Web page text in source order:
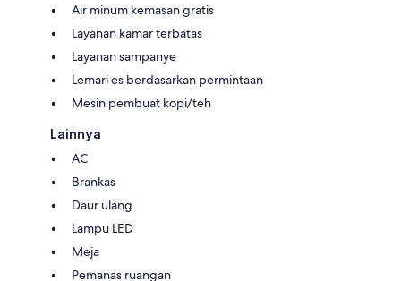
Air minum kemasan gratis
Layanan kamar terbatas
Layanan sampanye
Lemari es berdasarkan permintaan
Mesin pembuat kopi/teh
Lainnya
AC
Brankas
Daur ulang
Lampu LED
Meja
Pemanas ruangan